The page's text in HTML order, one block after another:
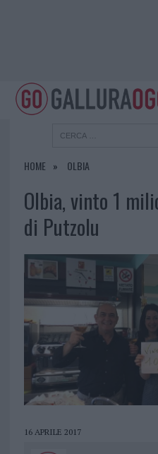
HOME OLBIA
Olbia, vinto 1
di Putzolu
16 APRILE 2017